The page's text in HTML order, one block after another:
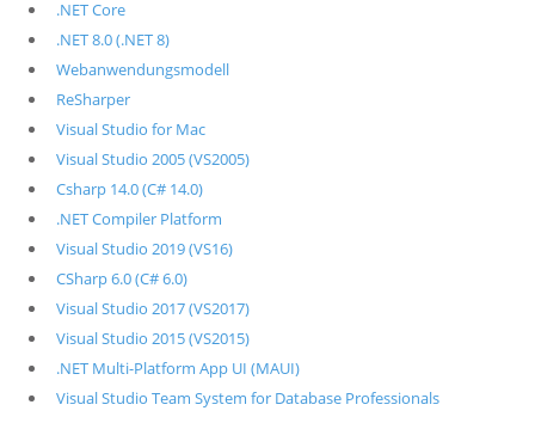
.NET Core
.NET 8.0 (.NET 8)
Webanwendungsmodell
ReSharper
Visual Studio for Mac
Visual Studio 2005 (VS2005)
Csharp 14.0 (C# 14.0)
.NET Compiler Platform
Visual Studio 2019 (VS16)
CSharp 6.0 (C# 6.0)
Visual Studio 2017 (VS2017)
Visual Studio 2015 (VS2015)
.NET Multi-Platform App UI (MAUI)
Visual Studio Team System for Database Professionals